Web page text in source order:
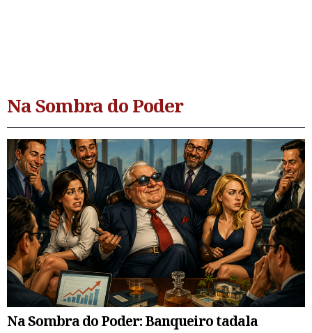
Na Sombra do Poder
Na Sombra do Poder: Banqueiro tadala